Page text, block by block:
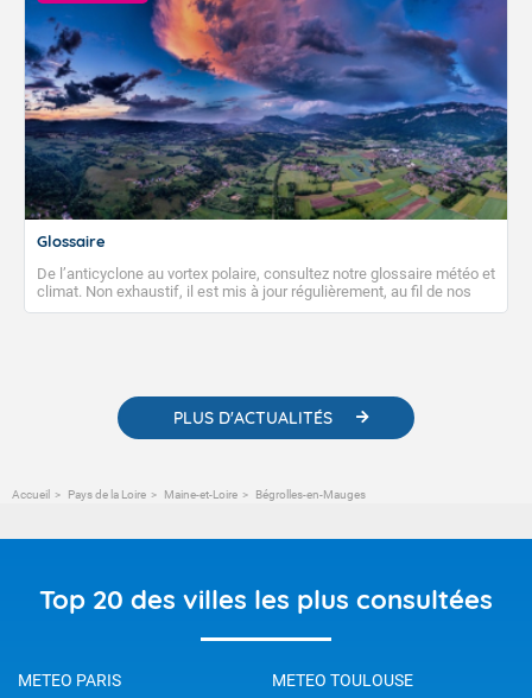
Glossaire
De l’anticyclone au vortex polaire, consultez notre glossaire météo et
climat. Non exhaustif, il est mis à jour régulièrement, au fil de nos
publications. Vous y trouverez également des liens utiles vers nos
PLUS D'ACTUALITÉS
Accueil Pays de la Loire Maine-et-Loire Bégrolles-en-Mauges
Top 20 des villes les plus consultées
METEO PARIS
METEO TOULOUSE